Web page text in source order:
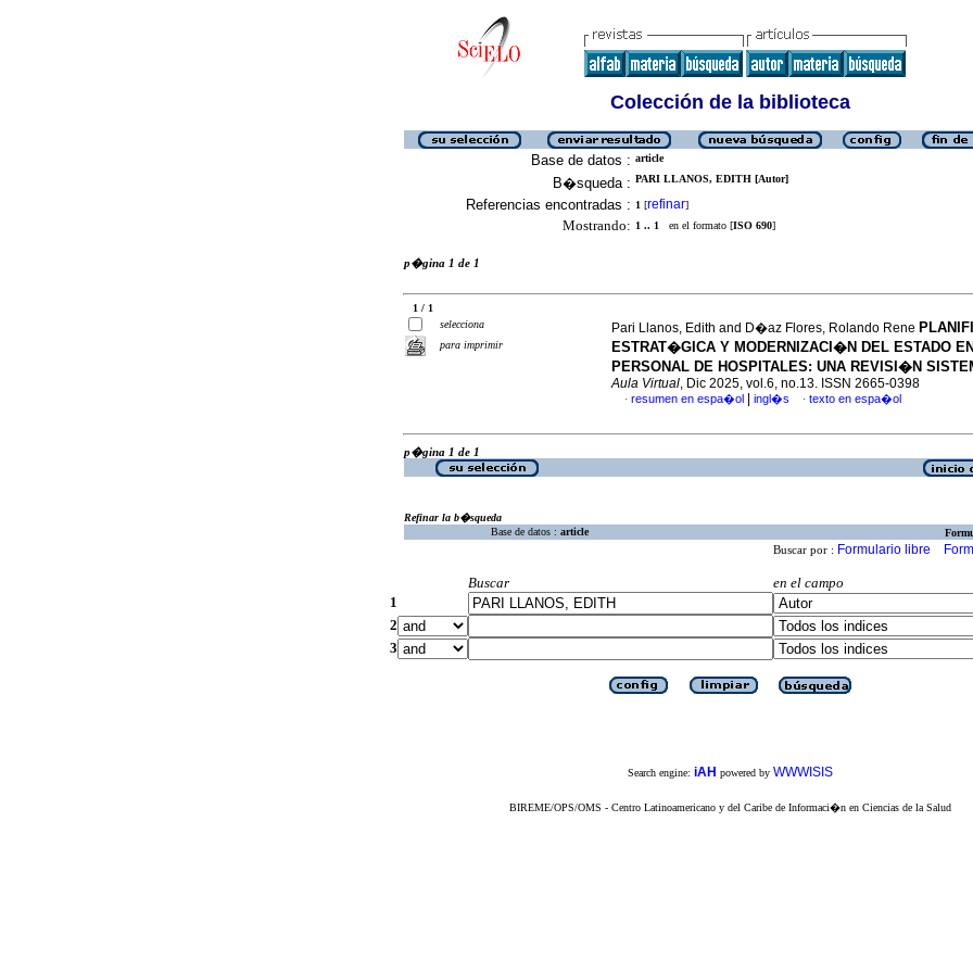
Colección de la biblioteca
Base de datos : article
B�squeda : PARI LLANOS, EDITH [Autor]
Referencias encontradas : 1 [refinar]
Mostrando: 1 .. 1 en el formato [ISO 690]
p�gina 1 de 1
1 / 1
selecciona
para imprimir
Pari Llanos, Edith and D�az Flores, Rolando Rene
ESTRAT�GICA Y MODERNIZACI�N DEL ESTADO EN
PERSONAL DE HOSPITALES: UNA REVISI�N
Aula Virtual, Dic 2025, vol.6, no.13. ISSN 2665-0398
· resumen en espa�ol ingl�s · texto en espa�ol
p�gina 1 de 1
Refinar la b�squeda
Base de datos : article
Buscar por : Formulario libre
Buscar
en el campo
1
2
3
Search engine: iAH powered by WWWISIS
BIREME/OPS/OMS - Centro Latinoamericano y del Caribe de Informaci�n en Ciencias de la Salud